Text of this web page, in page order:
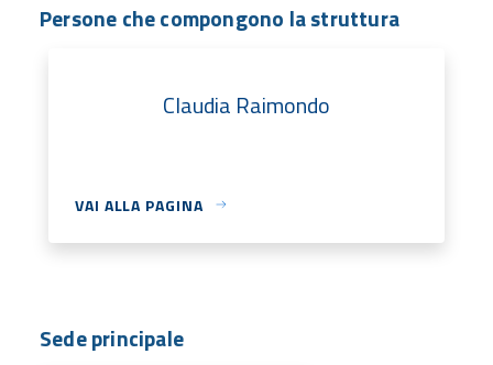
Persone che compongono la struttura
Claudia Raimondo
VAI ALLA PAGINA
Sede principale